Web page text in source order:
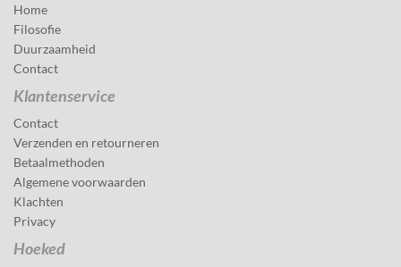
Home
Filosofie
Duurzaamheid
Contact
Klantenservice
Contact
Verzenden en retourneren
Betaalmethoden
Algemene voorwaarden
Klachten
Privacy
Hoeked